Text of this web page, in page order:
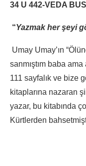
34 U 442-VEDA
“Yazmak her şeyi
Umay Umay’ın
sanmıştım baba
111 sayfalık ve bize
kitaplarına nazaran
yazar, bu kitabında
Kürtlerden